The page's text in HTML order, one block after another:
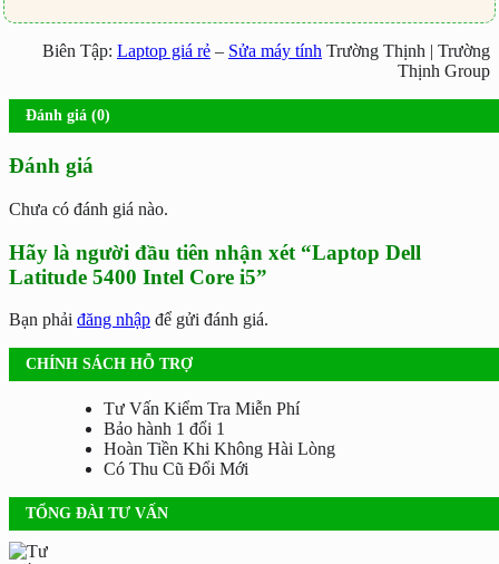
Biên Tập: Laptop giá rẻ – Sửa máy tính Trường Thịnh | Trường
Thịnh Group
Đánh giá (0)
Đánh giá
Chưa có đánh giá nào.
Hãy là người đầu tiên nhận xét “Laptop Dell
Latitude 5400 Intel Core i5”
Bạn phải đăng nhập để gửi đánh giá.
CHÍNH SÁCH HỖ TRỢ
Tư Vấn Kiểm Tra Miễn Phí
Bảo hành 1 đổi 1
Hoàn Tiền Khi Không Hài Lòng
Có Thu Cũ Đổi Mới
TỔNG ĐÀI TƯ VẤN